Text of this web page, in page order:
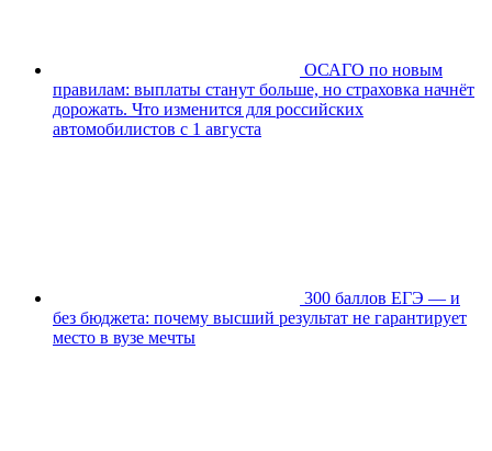
ОСАГО по новым
правилам: выплаты станут больше, но страховка начнёт
дорожать. Что изменится для российских
автомобилистов с 1 августа
300 баллов ЕГЭ — и
без бюджета: почему высший результат не гарантирует
место в вузе мечты